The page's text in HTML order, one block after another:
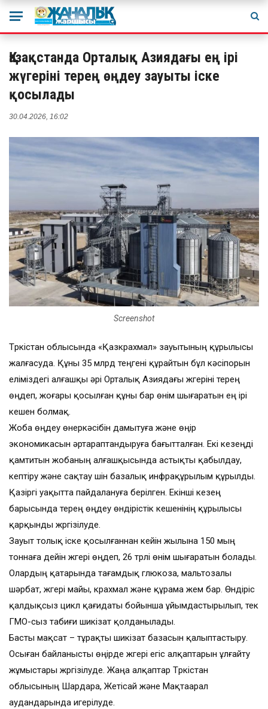
Қазақстанда Орталық Азиядағы ең ірі
жүгеріні терең өңдеу зауыты іске
қосылады
30.04.2026, 16:02
Screenshot
Түркістан облысында «Қазкрахмал» зауытының құрылысы
жалғасуда. Құны 35 млрд теңгені құрайтын бұл кәсіпорын
еліміздегі алғашқы әрі Орталық Азиядағы жүгеріні терең
өңдеп, жоғары қосылған құны бар өнім шығаратын ең ірі
кешен болмақ.
Жоба өңдеу өнеркәсібін дамытуға және өңір
экономикасын әртараптандыруға бағытталған. Екі кезеңді
қамтитын жобаның алғашқысында астықты қабылдау,
кептіру және сақтау үшін базалық инфрақұрылым құрылды.
Қазіргі уақытта пайдалануға берілген. Екінші кезең
барысында терең өңдеу өндірістік кешенінің құрылысы
қарқынды жүргізілуде.
Зауыт толық іске қосылғаннан кейін жылына 150 мың
тоннаға дейін жүгері өңдеп, 26 түрлі өнім шығаратын болады.
Олардың қатарында тағамдық глюкоза, мальтозалы
шәрбат, жүгері майы, крахмал және құрама жем бар. Өндіріс
қалдықсыз цикл қағидаты бойынша ұйымдастырылып, тек
ГМО-сыз табиғи шикізат қолданылады.
Басты мақсат – тұрақты шикізат базасын қалыптастыру.
Осыған байланысты өңірде жүгері егіс алқаптарын ұлғайту
жұмыстары жүргізілуде. Жаңа алқаптар Түркістан
облысының Шардара, Жетісай және Мақтаарал
аудандарында игерілуде.